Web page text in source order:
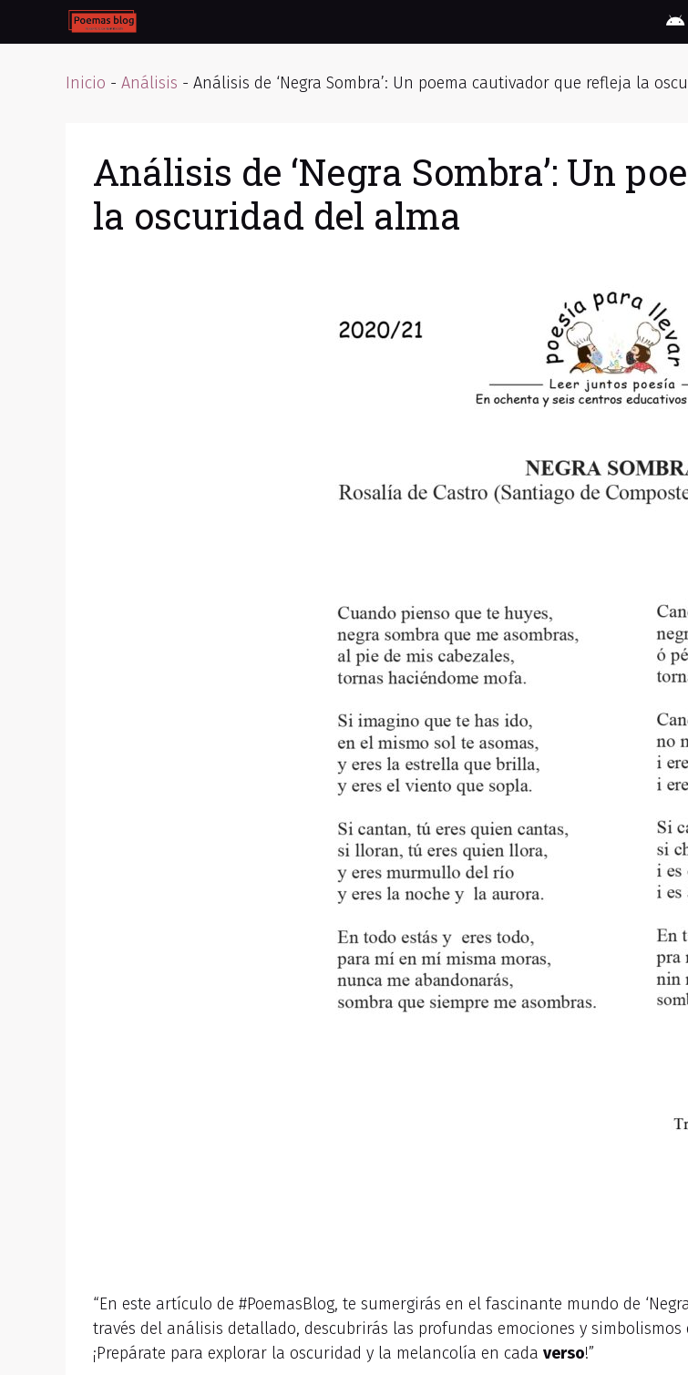
Inicio - Análisis - Análisis de ‘Negra Sombra’: Un poema cautivador que refleja la
Análisis de ‘Negra Sombra’: Un
la oscuridad del alma
“En este artículo de #PoemasBlog, te sumergirás en el fascinante mundo de
través del análisis detallado, descubrirás las profundas emociones y
¡Prepárate para explorar la oscuridad y la melancolía en cada verso!”